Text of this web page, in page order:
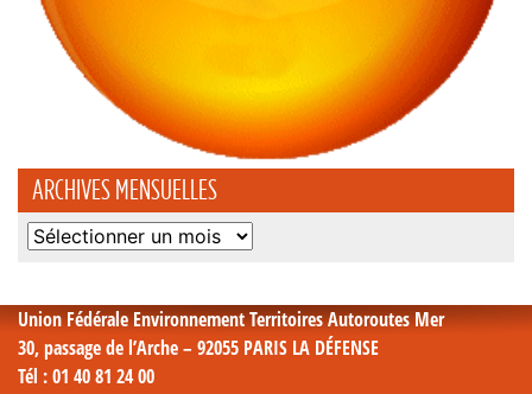
ARCHIVES MENSUELLES
Archives
Union Fédérale Environnement Territoires Autoroutes Mer
30, passage de l’Arche – 92055 PARIS LA DÉFENSE
Tél : 01 40 81 24 00